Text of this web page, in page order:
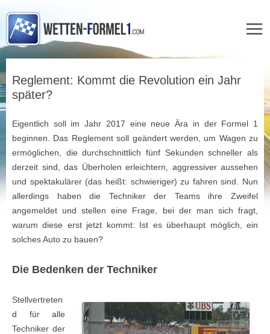
springen
Reglement: Kommt die Revolution ein Jahr
später?
Eigentlich soll im Jahr 2017 eine neue Ära in der Formel 1
beginnen. Das Reglement soll geändert werden, um Wagen zu
ermöglichen, die durchschnittlich fünf Sekunden schneller als
derzeit sind, das Überholen erleichtern, aggressiver aussehen
und spektakulärer (das heißt: schwieriger) zu fahren sind. Nun
allerdings haben die Techniker der Teams ihre Zweifel
angemeldet und stellen eine Frage, bei der man sich fragt,
warum diese erst jetzt kommt: Ist es überhaupt möglich, ein
solches Auto zu bauen?
Die Bedenken der Techniker
Stellvertreten
d für alle
Techniker der